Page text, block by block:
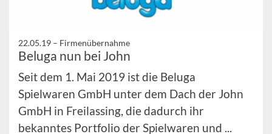
22.05.19 – Firmenübernahme
Beluga nun bei John
Seit dem 1. Mai 2019 ist die Beluga
Spielwaren GmbH unter dem Dach der John
GmbH in Freilassing, die dadurch ihr
bekanntes Portfolio der Spielwaren und ...